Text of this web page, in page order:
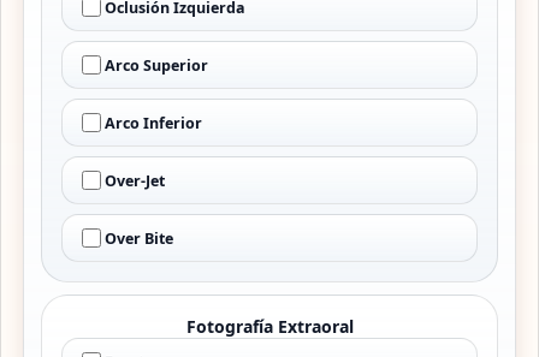
Oclusión Izquierda
Arco Superior
Arco Inferior
Over-Jet
Over Bite
Fotografía Extraoral